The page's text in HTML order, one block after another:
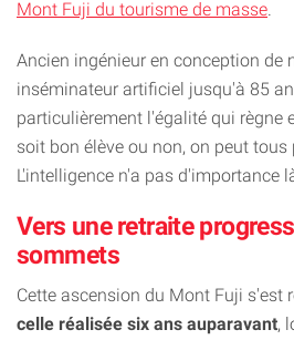
Mont Fuji du tourisme de masse
Ancien ingénieur en conception de
inséminateur artificiel jusqu'à 85
particulièrement l'égalité qui règne
soit bon élève ou non, on peut tous
L'intelligence n'a pas d'importance
Vers une retraite
sommets
Cette ascension du Mont Fuji s'est
celle réalisée six ans auparavant,